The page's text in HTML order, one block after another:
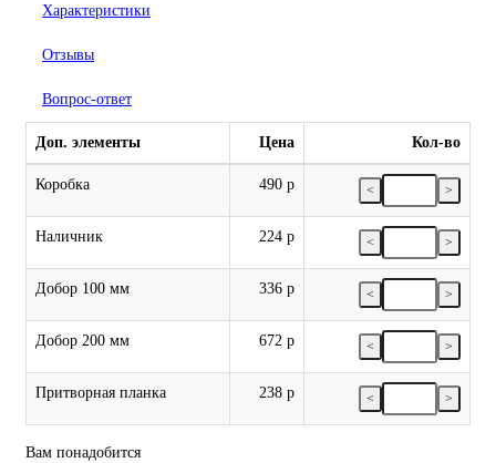
Характеристики
Отзывы
Вопрос-ответ
Доп. элементы Цена Кол-во
Коробка 490 р < >
Наличник 224 р < >
Добор 100 мм 336 р < >
Добор 200 мм 672 р < >
Притворная планка 238 р < >
Вам понадобится